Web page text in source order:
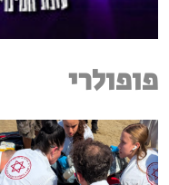
פופולרי